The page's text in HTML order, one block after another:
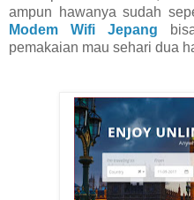
ampun hawanya sudah
Modem Wifi Jepang
pemakaian mau sehari dua